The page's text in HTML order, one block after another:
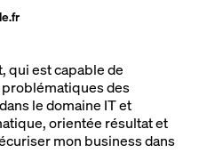
qui est capable de
des
le domaine IT et
orientée résultat et
mon business dans